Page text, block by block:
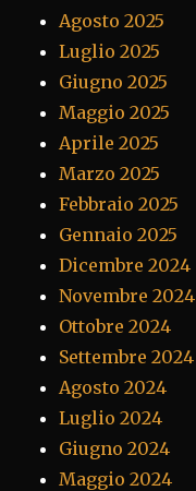
Agosto 2025
Luglio 2025
Giugno 2025
Maggio 2025
Aprile 2025
Marzo 2025
Febbraio 2025
Gennaio 2025
Dicembre 2024
Novembre 2024
Ottobre 2024
Settembre 2024
Agosto 2024
Luglio 2024
Giugno 2024
Maggio 2024